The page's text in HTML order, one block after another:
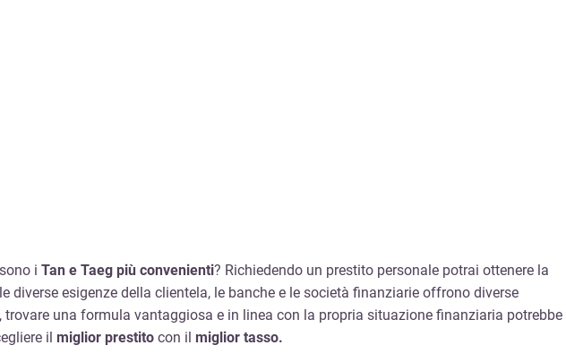
i Tan e Taeg più convenienti? Richiedendo un prestito personale potrai ottenere la
esigenze della clientela, le banche e le società finanziarie offrono diverse
una formula vantaggiosa e in linea con la propria situazione finanziaria potrebbe
il miglior prestito con il miglior tasso.